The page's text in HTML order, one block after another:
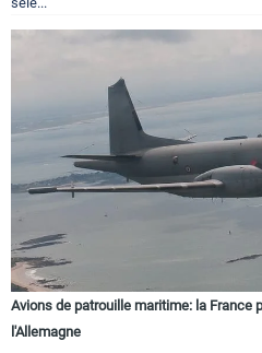
Avions de patrouille maritime: la France
l'Allemagne